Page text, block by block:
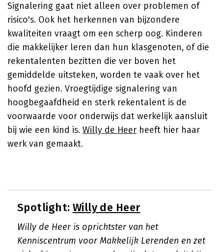
Signalering gaat niet alleen over problemen of
risico's. Ook het herkennen van bijzondere
kwaliteiten vraagt om een scherp oog. Kinderen
die makkelijker leren dan hun klasgenoten, of die
reken­talenten bezitten die ver boven het
gemiddelde uitsteken, worden te vaak over het
hoofd gezien. Vroegtijdige signalering van
hoogbegaafdheid en sterk rekentalent is de
voorwaarde voor onderwijs dat werkelijk aansluit
bij wie een kind is. Willy de Heer heeft hier haar
werk van gemaakt.
Spotlight: Willy de Heer
Willy de Heer is oprichtster van het
Kenniscentrum voor Makkelijk Lerenden en zet